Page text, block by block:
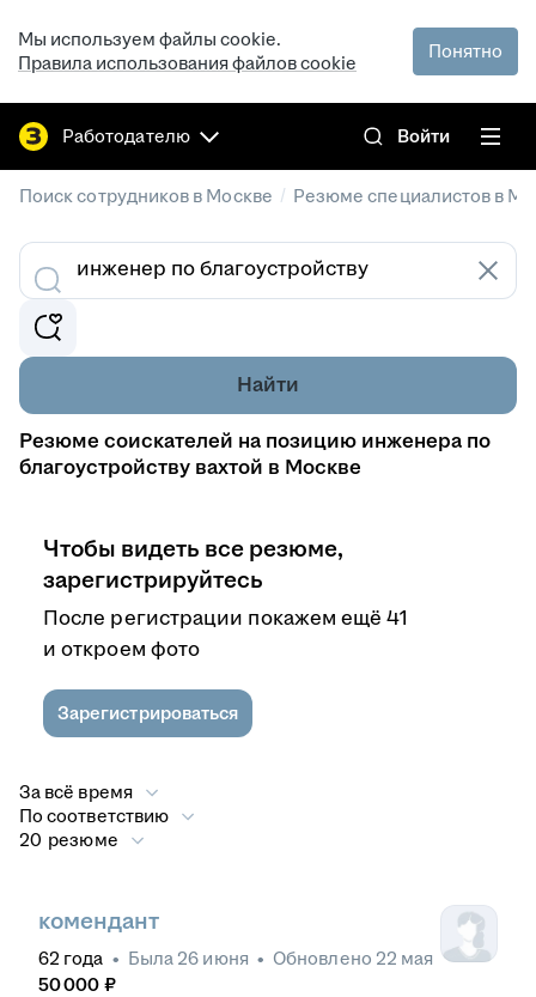
Мы используем файлы cookie.
Правила использования файлов cookie
Понятно
Работодателю Войти
Поиск сотрудников в Москве / Резюме специалистов в
Найти
Резюме соискателей на позицию инженера по
благоустройству вахтой в Москве
Чтобы видеть все резюме,
зарегистрируйтесь
После регистрации покажем ещё 41
и откроем фото
Зарегистрироваться
За всё время
По соответствию
20 резюме
комендант
62 года • Была 26 июня • Обновлено 22 мая
50 000 ₽